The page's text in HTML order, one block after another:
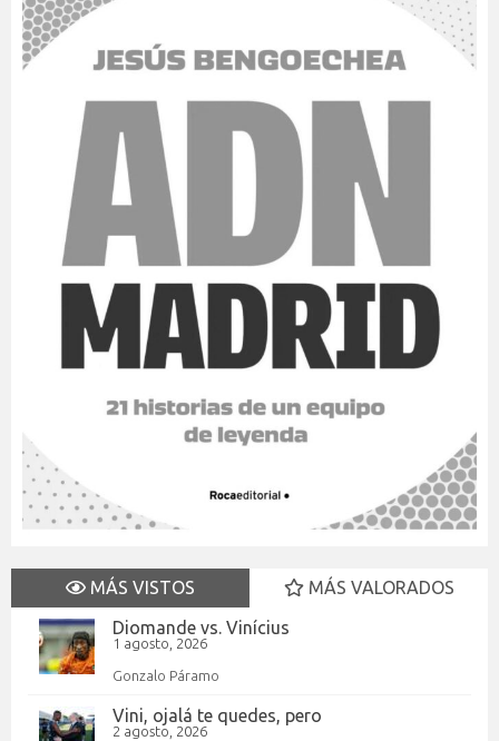
MÁS VISTOS
MÁS VALORADOS
Diomande vs. Vinícius
1 agosto, 2026
Gonzalo Páramo
Vini, ojalá te quedes, pero
2 agosto, 2026